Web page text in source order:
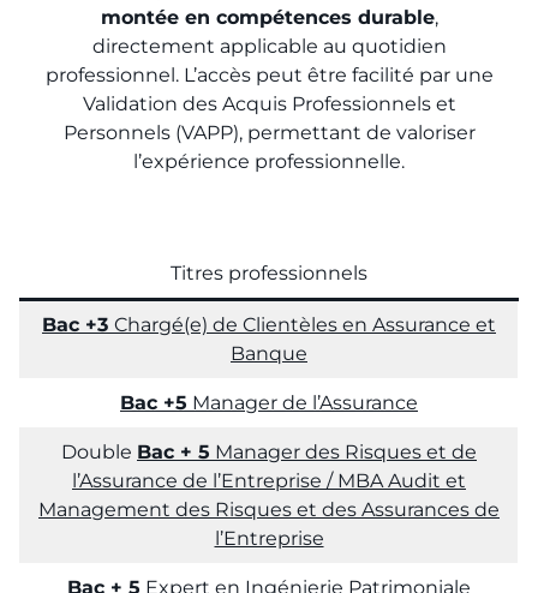
montée en compétences durable,
directement applicable au quotidien
professionnel. L’accès peut être facilité par une
Validation des Acquis Professionnels et
Personnels (VAPP), permettant de valoriser
l’expérience professionnelle.
Titres professionnels
Bac +3 Chargé(e) de Clientèles en Assurance et
Banque
Bac +5 Manager de l’Assurance
Double Bac + 5 Manager des Risques et de
l’Assurance de l’Entreprise / MBA Audit et
Management des Risques et des Assurances de
l’Entreprise
Bac + 5 Expert en Ingénierie Patrimoniale